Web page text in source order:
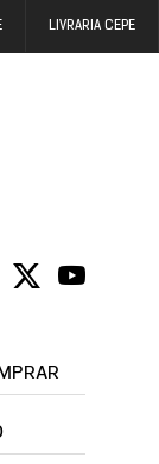
LIVRARIA CEPE